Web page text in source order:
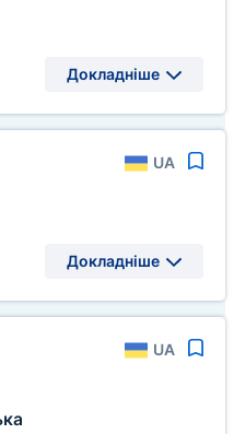
Докладніше
UA
Докладніше
UA